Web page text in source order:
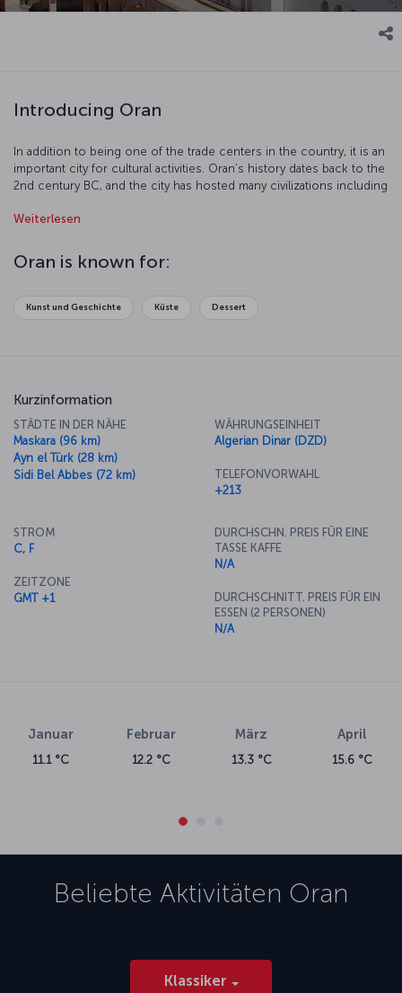
Introducing Oran
In addition to being one of the trade centers in the country, it is an
important city for cultural activities. Oran’s history dates back to the
2nd century BC, and the city has hosted many civilizations including
and lively, and is a special city which offers unforgettable moments.
Weiterlesen
Oran is known for:
Kunst und Geschichte Küste Dessert
Kurzinformation
STÄDTE IN DER NÄHE
Maskara (96 km)
Ayn el Türk (28 km)
Sidi Bel Abbes (72 km)
WÄHRUNGSEINHEIT
Algerian Dinar (DZD)
TELEFONVORWAHL
+213
STROM
C, F
ZEITZONE
GMT +1
DURCHSCHN. PREIS FÜR EINE
TASSE KAFFE
N/A
DURCHSCHNITT. PREIS FÜR EIN
ESSEN (2 PERSONEN)
N/A
Januar
11.1 °C
Februar
12.2 °C
März
13.3 °C
April
15.6 °C
Beliebte Aktivitäten Oran
Klassiker